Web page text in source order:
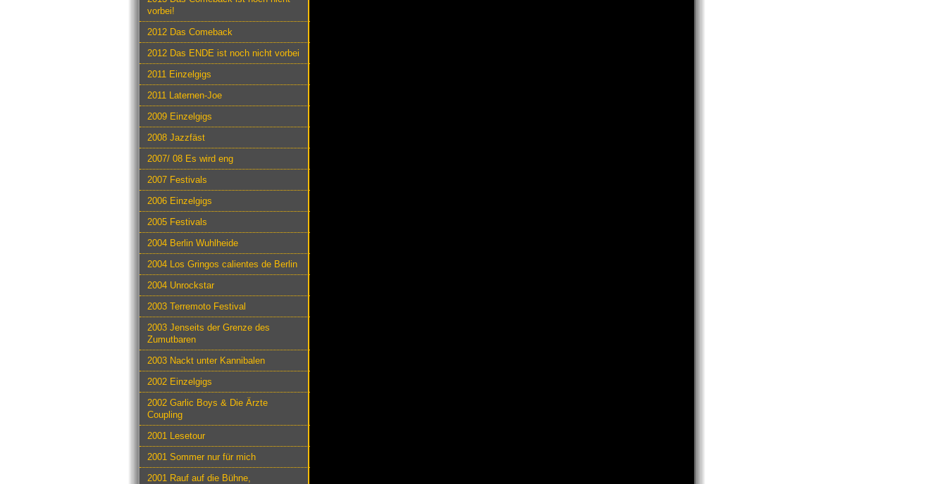
vorbei!
2012 Das Comeback
2012 Das ENDE ist noch nicht vorbei
2011 Einzelgigs
2011 Laternen-Joe
2009 Einzelgigs
2008 Jazzfäst
2007/ 08 Es wird eng
2007 Festivals
2006 Einzelgigs
2005 Festivals
2004 Berlin Wuhlheide
2004 Los Gringos calientes de Berlin
2004 Unrockstar
2003 Terremoto Festival
2003 Jenseits der Grenze des
Zumutbaren
2003 Nackt unter Kannibalen
2002 Einzelgigs
2002 Garlic Boys & Die Ärzte
Coupling
2001 Lesetour
2001 Sommer nur für mich
2001 Rauf auf die Bühne,